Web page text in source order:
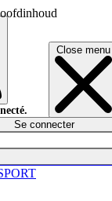
Close menu
Se connecter